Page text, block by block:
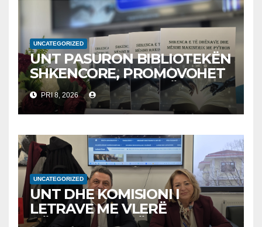
UNCATEGORIZED
UNT PASURON BIBLIOTEKËN
SHKENCORE, PROMOVOHET
LIBRI SHKENCAT E TË
DHËNAVE, NGA PROF. DR.
BEKIM FETAJI
PRI 8, 2026
UNCATEGORIZED
UNT DHE KOMISIONI I
LETRAVE ME VLERË
NËNSHKRUAJNË